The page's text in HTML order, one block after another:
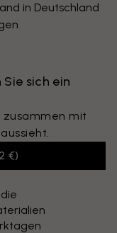
in Deutschland
sich ein
zusammen mit
€)